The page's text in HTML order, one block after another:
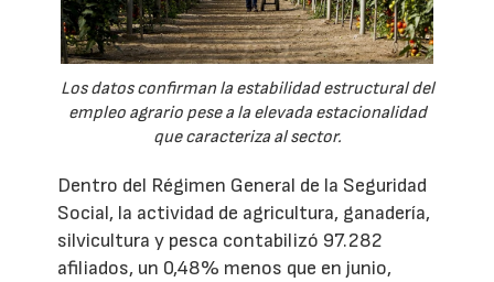
Los datos confirman la estabilidad estructural del
empleo agrario pese a la elevada estacionalidad
que caracteriza al sector.
Dentro del Régimen General de la Seguridad
Social, la actividad de agricultura, ganadería,
silvicultura y pesca contabilizó 97.282
afiliados, un 0,48% menos que en junio,